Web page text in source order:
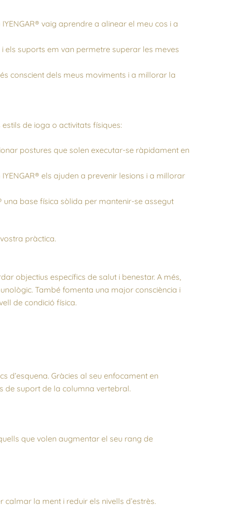
vaig aprendre a alinear el meu cos i a
els suports em van permetre superar les meves
conscient dels meus moviments i a millorar la
de ioga o activitats físiques:
postures que solen executar-se ràpidament en
els ajuden a prevenir lesions i a millorar
base física sòlida per mantenir-se assegut
pràctica.
objectius específics de salut i benestar. A més,
També fomenta una major consciència i
de condició física.
d’esquena. Gràcies al seu enfocament en
de suport de la columna vertebral.
que volen augmentar el seu rang de
la ment i reduir els nivells d’estrès.